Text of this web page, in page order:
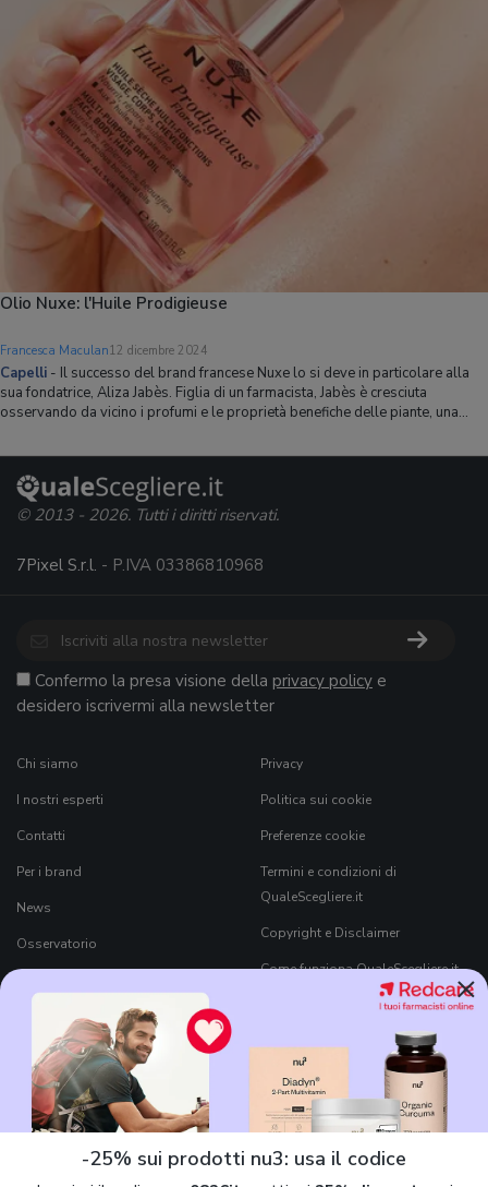
Olio Nuxe: l'Huile Prodigieuse
Francesca Maculan12 dicembre 2024
Capelli - Il successo del brand francese Nuxe lo si deve in particolare alla
sua fondatrice, Aliza Jabès. Figlia di un farmacista, Jabès è cresciuta
osservando da vicino i profumi e le proprietà benefiche delle piante, una
formulazione e
×
-25% sui prodotti nu3: usa il codice
© 2013 - 2026. Tutti i diritti riservati.
7Pixel S.r.l. - P.IVA 03386810968
Confermo la presa visione della privacy policy e
desidero iscrivermi alla newsletter
Chi siamo
I nostri esperti
Contatti
Per i brand
News
Osservatorio
Black Friday 2026
Privacy
Politica sui cookie
Preferenze cookie
Termini e condizioni di
QualeScegliere.it
Copyright e Disclaimer
Come funziona QualeScegliere.it